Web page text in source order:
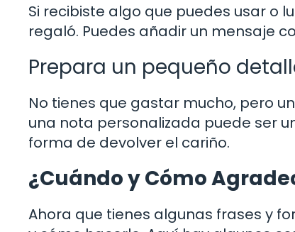
Si recibiste algo que puedes usar o
regaló. Puedes añadir un mensaje
Prepara un pequeño
No tienes que gastar mucho, pero
una nota personalizada puede ser
forma de devolver el cariño.
¿Cuándo y Cómo
Ahora que tienes algunas frases y